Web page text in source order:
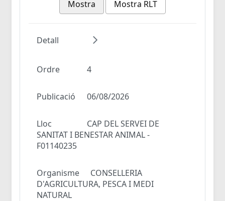
Mostra
Mostra RLT
Detall
Ordre 4
Publicació 06/08/2026
Lloc
CAP DEL SERVEI DE
SANITAT I BENESTAR ANIMAL -
F01140235
Organisme
CONSELLERIA
D'AGRICULTURA, PESCA I MEDI
NATURAL